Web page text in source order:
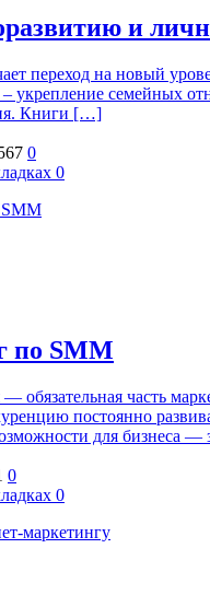
и
переход на новый
укрепление семейных
Книги […]
0
0
по SMM
обязательная часть
постоянно
для бизнеса
0
0